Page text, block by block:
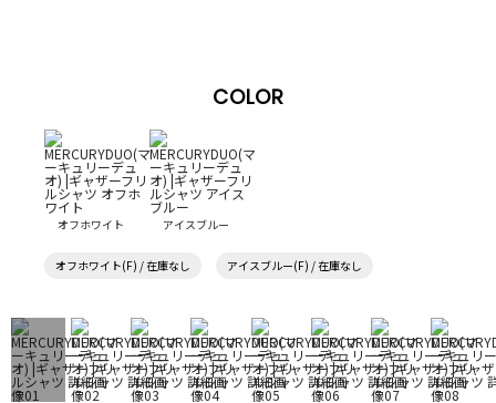
COLOR
オフホワイト アイスブルー
オフホワイト(F) / 在庫なし アイスブルー(F) / 在庫なし